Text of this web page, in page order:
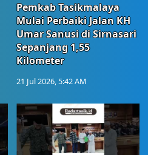
Pemkab Tasikmalaya
Mulai Perbaiki Jalan KH
Umar Sanusi di Sirnasari
Sepanjang 1,55
Kilometer
21 Jul 2026, 5:42 AM